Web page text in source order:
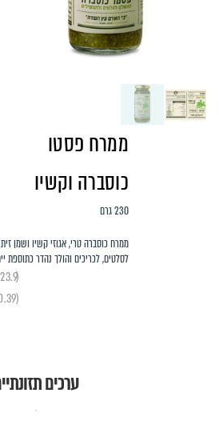
ממרח פסטו
כוסברה וקשיו
230 גרם
ממרח כוסברה טרי, אגוזי קשיו ושמן
לסלטים, לכריכים והולך נהדר כתוספת
(₪23.9 / יחידה)
(₪10.39 / 100 גרם)
ערכים